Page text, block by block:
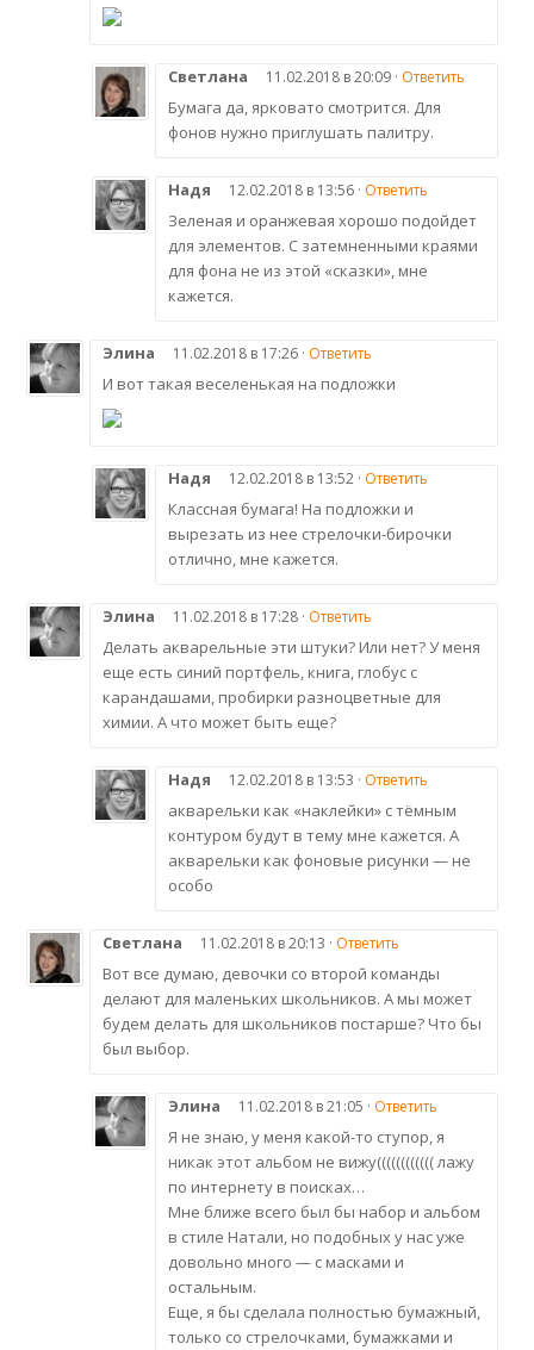
Светлана 11.02.2018 в 20:09 · Ответить
Бумага да, ярковато смотрится. Для
фонов нужно приглушать палитру.
Надя 12.02.2018 в 13:56 · Ответить
Зеленая и оранжевая хорошо подойдет
для элементов. С затемненными краями
для фона не из этой «сказки», мне
кажется.
Элина 11.02.2018 в 17:26 · Ответить
И вот такая веселенькая на подложки
Надя 12.02.2018 в 13:52 · Ответить
Классная бумага! На подложки и
вырезать из нее стрелочки-бирочки
отлично, мне кажется.
Элина 11.02.2018 в 17:28 · Ответить
Делать акварельные эти штуки? Или нет? У меня
еще есть синий портфель, книга, глобус с
карандашами, пробирки разноцветные для
химии. А что может быть еще?
Надя 12.02.2018 в 13:53 · Ответить
акварельки как «наклейки» с тёмным
контуром будут в тему мне кажется. А
акварельки как фоновые рисунки — не
особо
Светлана 11.02.2018 в 20:13 · Ответить
Вот все думаю, девочки со второй команды
делают для маленьких школьников. А мы может
будем делать для школьников постарше? Что бы
был выбор.
Элина 11.02.2018 в 21:05 · Ответить
Я не знаю, у меня какой-то ступор, я
никак этот альбом не вижу(((((((((((( лажу
по интернету в поисках…
Мне ближе всего был бы набор и альбом
в стиле Натали, но подобных у нас уже
довольно много — с масками и
остальным.
Еще, я бы сделала полностью бумажный,
только со стрелочками, бумажками и